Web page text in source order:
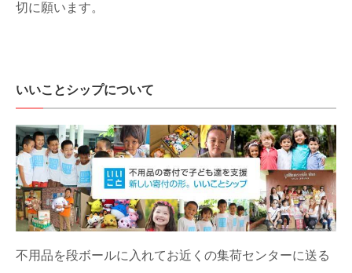
切に願います。
いいことシップについて
不用品を段ボールに入れてお近くの集荷センターに送る